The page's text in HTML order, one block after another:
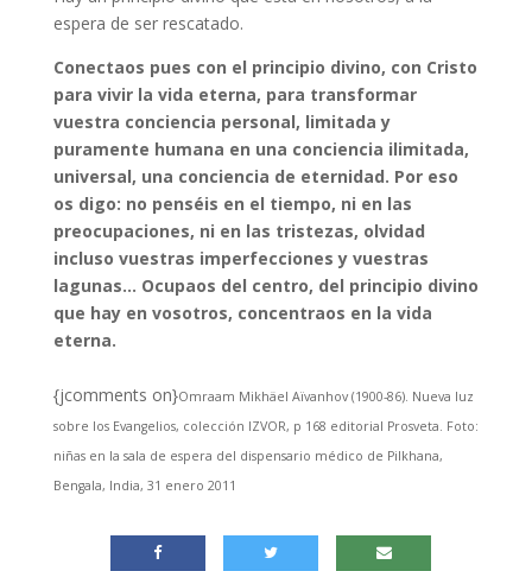
espera de ser rescatado.
Conectaos pues con el principio divino, con Cristo
para vivir la vida eterna, para transformar
vuestra conciencia personal, limitada y
puramente humana en una conciencia ilimitada,
universal, una conciencia de eternidad. Por eso
os digo: no penséis en el tiempo, ni en las
preocupaciones, ni en las tristezas, olvidad
incluso vuestras imperfecciones y vuestras
lagunas… Ocupaos del centro, del principio divino
que hay en vosotros, concentraos en la vida
eterna.
{jcomments on}Omraam Mikhäel Aïvanhov (1900-86). Nueva luz
sobre los Evangelios, colección IZVOR, p 168 editorial Prosveta. Foto:
niñas en la sala de espera del dispensario médico de Pilkhana,
Bengala, India, 31 enero 2011